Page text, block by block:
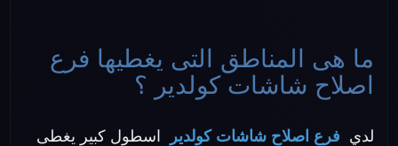
ما هى المناطق التى يغطيها فرع
اصلاح شاشات كولدير ؟
لدي فرع اصلاح شاشات كولدير اسطول كبير يغطى